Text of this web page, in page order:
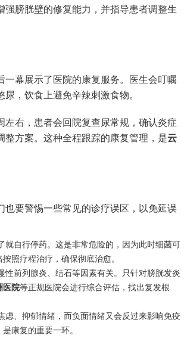
膀胱壁的修复能力，并指导患者调整生
幕展示了医院的康复服务。医生会叮嘱
，饮食上避免辛辣刺激食物。
右，患者会回院复查尿常规，确认炎症
方案。这种全程跟踪的康复管理，是云
要警惕一些常见的诊疗误区，以免延误
就自行停药。这是非常危险的，因为此时细菌可
照疗程治疗，确保彻底治愈。
性前列腺炎、结石等因素有关。只针对膀胱发炎
医院等正规医院会进行综合评估，找出复发根
、抑郁情绪，而负面情绪又会反过来影响免疫
康复的重要一环。